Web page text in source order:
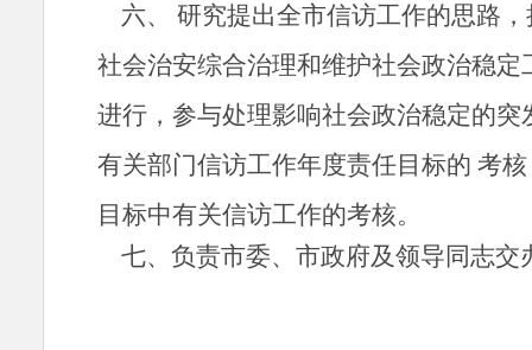
六、 研究提出全市信访工作的思路
社会治安综合治理和维护社会政治稳
进行，参与处理影响社会政治稳定的
有关部门信访工作年度责任目标的 考
目标中有关信访工作的考核。
七、负责市委、市政府及领导同志交